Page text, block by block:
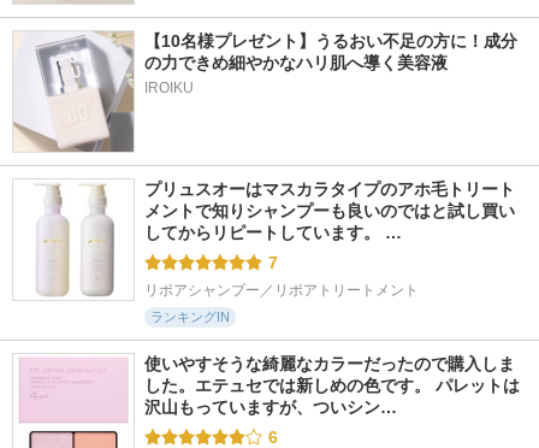
【10名様プレゼント】うるおい不足の方に！成分
の力できめ細やかなハリ肌へ導く美容液
IROIKU
プリュスオーはマスカラタイプのアホ毛トリート
メントで知りシャンプーも良いのではと試し買い
してからリピートしています。 …
7
リポアシャンプー／リポアトリートメント
ランキングIN
使いやすそうな綺麗なカラーだったので購入しま
した。エテュセでは新しめの色です。 パレットは
沢山もっていますが、ついシン…
6